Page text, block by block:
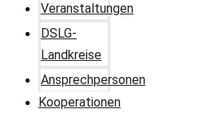
Veranstaltungen
DSLG-
Landkreise
Ansprechpersonen
Kooperationen